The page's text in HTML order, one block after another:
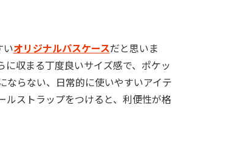
いオリジナルパスケースだと思いま
収まる丁度良いサイズ感で、ポケッ
ならない、日常的に使いやすいアイテ
ルストラップをつけると、利便性が格